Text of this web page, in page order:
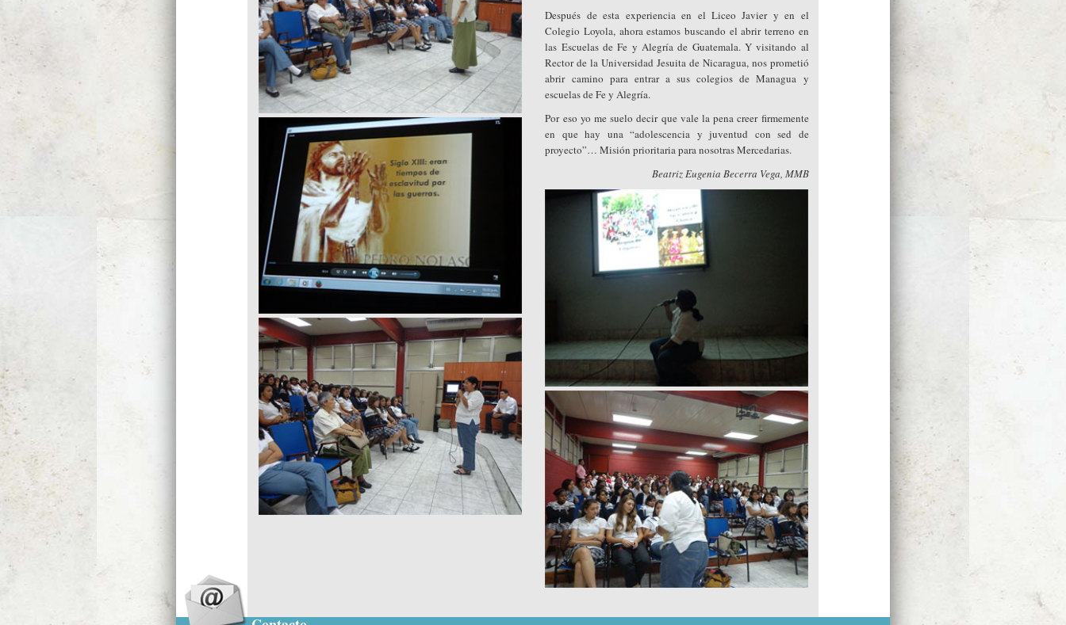
Después de esta experiencia en el Liceo Javier y en el
Colegio Loyola, ahora estamos buscando el abrir terreno en
las Escuelas de Fe y Alegría de Guatemala. Y visitando al
Rector de la Universidad Jesuita de Nicaragua, nos prometió
abrir camino para entrar a sus colegios de Managua y
escuelas de Fe y Alegría.
Por eso yo me suelo decir que vale la pena creer firmemente
en que hay una “adolescencia y juventud con sed de
proyecto”… Misión prioritaria para nosotras Mercedarias.
Beatriz Eugenia Becerra Vega, MMB